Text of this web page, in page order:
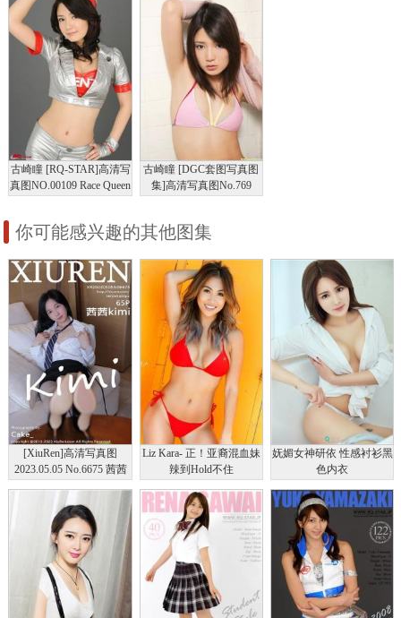
古崎瞳 [RQ-STAR]高清写
真图NO.00109 Race Queen
古崎瞳 [DGC套图写真图
集]高清写真图No.769
你可能感兴趣的其他图集
[XiuRen]高清写真图
2023.05.05 No.6675 茜茜
Liz Kara- 正！亚裔混血妹
辣到Hold不住
妩媚女神研依 性感衬衫黑
色内衣